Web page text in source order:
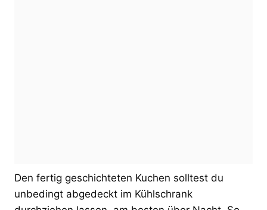
Den fertig geschichteten Kuchen solltest du
unbedingt abgedeckt im Kühlschrank